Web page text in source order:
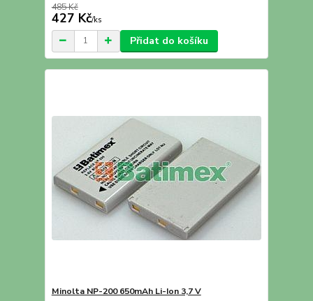
485 Kč
427 Kč/ks
Přidat do košíku
Minolta NP-200 650mAh Li-Ion 3,7 V